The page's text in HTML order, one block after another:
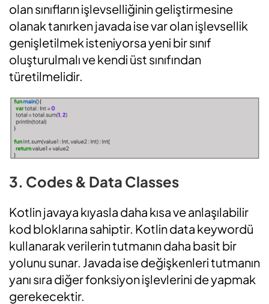
olan sınıfların işlevselliğinin geliştirmesine
olanak tanırken javada ise var olan işlevsellik
genişletilmek isteniyorsa yeni bir sınıf
oluşturulmalı ve kendi üst sınıfından
türetilmelidir.
3. Codes & Data Classes
Kotlin javaya kıyasla daha kısa ve anlaşılabilir
kod bloklarına sahiptir. Kotlin data keywordü
kullanarak verilerin tutmanın daha basit bir
yolunu sunar. Javada ise değişkenleri tutmanın
yanı sıra diğer fonksiyon işlevlerini de yapmak
gerekecektir.